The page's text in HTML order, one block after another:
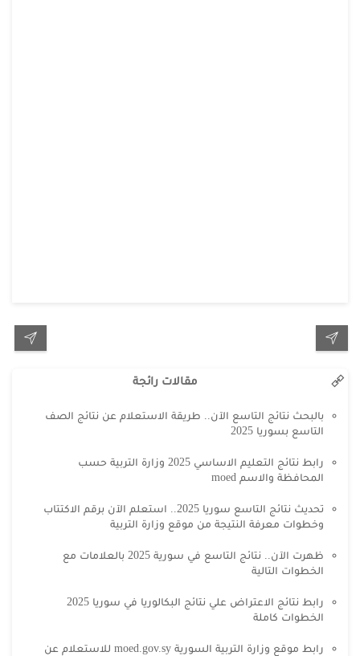
مقالات رائجة
بالبحث نتائج التاسع الآن.. طريقة الاستعلام عن نتائج الصف
التاسع بسوريا 2025
رابط نتائج التعليم الاساسي 2025 وزارة التربية حسب
المحافظة والاسم moed
تحديث نتائج التاسع سوريا 2025.. استعلم الآن برقم الاكتتاب
وخطوات معرفة النتيجة من موقع وزارة التربية
ظهرت الآن.. نتائج التاسع في سورية 2025 بالعلامات مع
الخطوات التالية
رابط نتائج الاعتراض علي نتائج البكالوريا في سوريا 2025
الخطوات كاملة
رابط موقع وزارة التربية السورية moed.gov.sy للاستعلام عن